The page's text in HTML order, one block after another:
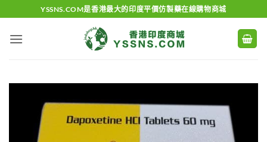
to
content
YSSNS.COM是香港最大的印度平價仿製藥在線購物商城